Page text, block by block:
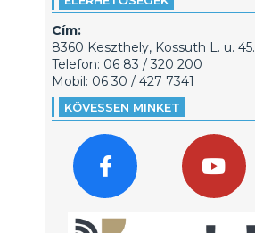
Cím:
8360 Keszthely, Kossuth L. u. 45.
Telefon: 06 83 / 320 200
Mobil: 06 30 / 427 7341
KÖVESSEN MINKET